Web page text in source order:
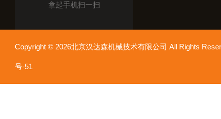
拿起手机扫一扫
Copyright © 2026北京汉达森机械技术有限公司 All Rights
号-51